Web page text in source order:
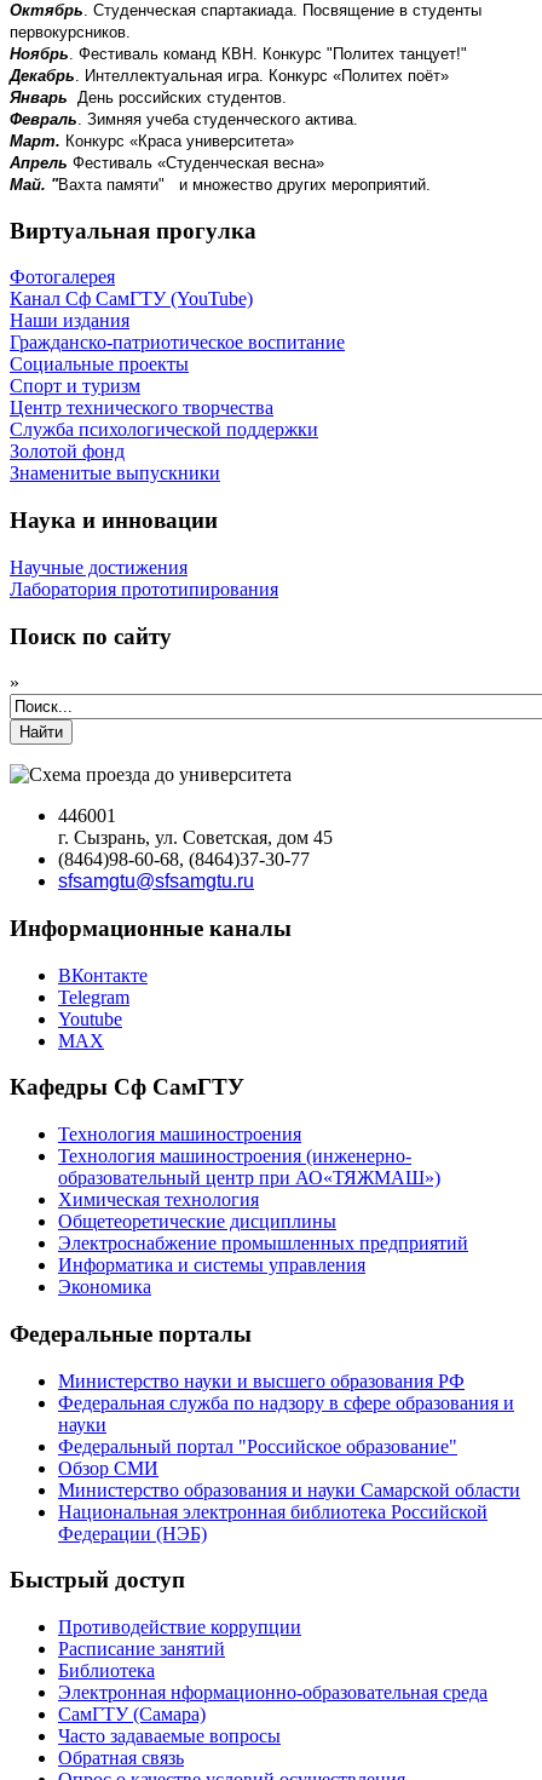
Октябрь. Студенческая спартакиада. Посвящение в студенты
первокурсников.
Ноябрь. Фестиваль команд КВН. Конкурс "Политех танцует!"
Декабрь. Интеллектуальная игра. Конкурс «Политех поёт»
Январь День российских студентов.
Февраль. Зимняя учеба студенческого актива.
Март. Конкурс «Краса университета»
Апрель Фестиваль «Студенческая весна»
Май. "Вахта памяти" и множество других мероприятий.
Виртуальная прогулка
Фотогалерея
Канал Сф СамГТУ (YouTube)
Наши издания
Гражданско-патриотическое воспитание
Социальные проекты
Спорт и туризм
Центр технического творчества
Служба психологической поддержки
Золотой фонд
Знаменитые выпускники
Наука и инновации
Научные достижения
Лаборатория прототипирования
Поиск по сайту
»
Найти
446001
г. Сызрань, ул. Советская, дом 45
(8464)98-60-68, (8464)37-30-77
sfsamgtu@sfsamgtu.ru
Информационные каналы
ВКонтакте
Telegram
Youtube
MAX
Кафедры Сф СамГТУ
Технология машиностроения
Технология машиностроения (инженерно-
образовательный центр при АО«ТЯЖМАШ»)
Химическая технология
Общетеоретические дисциплины
Электроснабжение промышленных предприятий
Информатика и системы управления
Экономика
Федеральные порталы
Министерство науки и высшего образования РФ
Федеральная служба по надзору в сфере образования и
науки
Федеральный портал "Российское образование"
Обзор СМИ
Министерство образования и науки Самарской области
Национальная электронная библиотека Российской
Федерации (НЭБ)
Быстрый доступ
Противодействие коррупции
Расписание занятий
Библиотека
Электронная нформационно-образовательная среда
СамГТУ (Самара)
Часто задаваемые вопросы
Обратная связь